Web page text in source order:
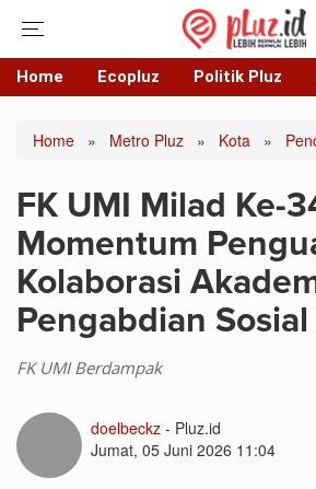
Home Ecopluz Politik Pluz
Home » Metro Pluz » Kota »
FK UMI Milad Ke-
Momentum
Kolaborasi
Pengabdian Sosial
FK UMI Berdampak
doelbeckz - Pluz.id
Jumat, 05 Juni 2026 11:04